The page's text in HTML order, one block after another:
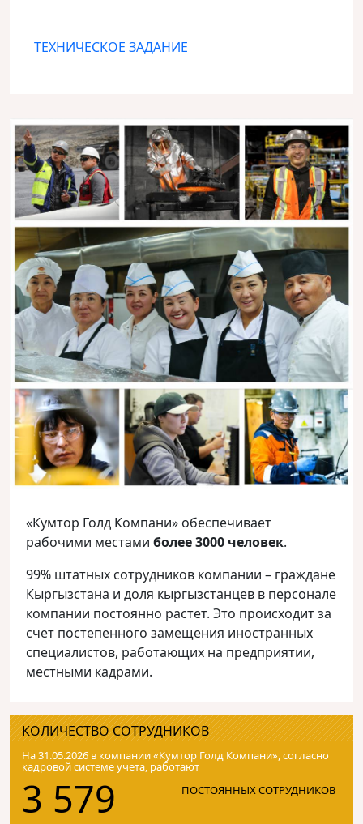
ТЕХНИЧЕСКОЕ ЗАДАНИЕ
«Кумтор Голд Компани» обеспечивает
рабочими местами более 3000 человек.
99% штатных сотрудников компании – граждане
Кыргызстана и доля кыргызстанцев в персонале
компании постоянно растет. Это происходит за
счет постепенного замещения иностранных
специалистов, работающих на предприятии,
местными кадрами.
КОЛИЧЕСТВО СОТРУДНИКОВ
На 31.05.2026 в компании «Кумтор Голд Компани», согласно
кадровой системе учета, работают
3 579 ПОСТОЯННЫХ СОТРУДНИКОВ